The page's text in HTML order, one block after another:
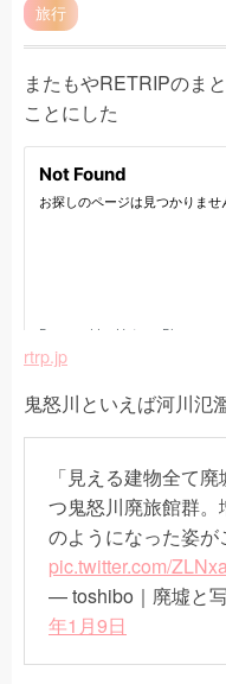
旅行
またもやRETRIPのま
ことにした
rtrp.jp
鬼怒川といえば河川氾
「見える建物全て
つ鬼怒川廃旅館群
のようになった姿が
pic.twitter.com/
— toshibo｜廃墟と
年1月9日